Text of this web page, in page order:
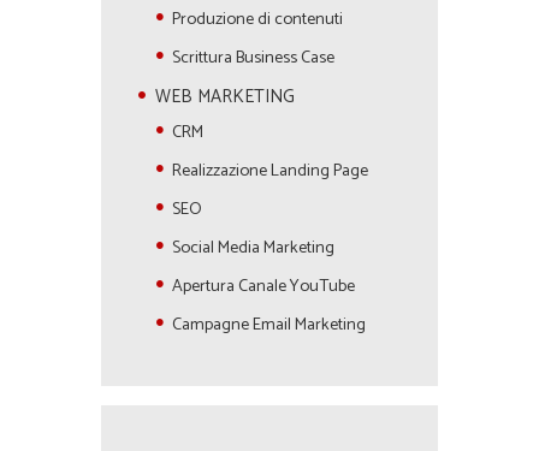
Produzione di contenuti
Scrittura Business Case
WEB MARKETING
CRM
Realizzazione Landing Page
SEO
Social Media Marketing
Apertura Canale YouTube
Campagne Email Marketing